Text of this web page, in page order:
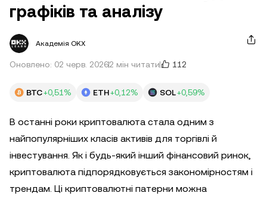
графіків та аналізу
Академія OKX
Оновлено: 02 черв. 20262 мін читати 112
BTC+0,51% ETH+0,12% SOL+0,59%
В останні роки криптовалюта стала одним з
найпопулярніших класів активів для торгівлі й
інвестування. Як і будь-який інший фінансовий ринок,
криптовалюта підпорядковується закономірностям і
трендам. Ці криптовалютні патерни можна